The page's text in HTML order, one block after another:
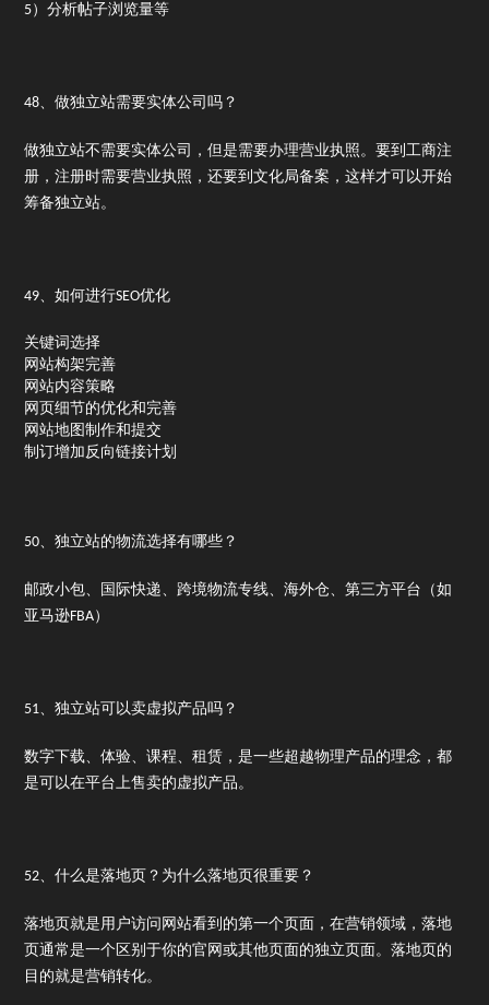
5）分析帖子浏览量等
48、做独立站需要实体公司吗？
做独立站不需要实体公司，但是需要办理营业执照。要到工商注
册，注册时需要营业执照，还要到文化局备案，这样才可以开始
筹备独立站。
49、如何进行SEO优化
关键词选择
网站构架完善
网站内容策略
网页细节的优化和完善
网站地图制作和提交
制订增加反向链接计划
50、独立站的物流选择有哪些？
邮政小包、国际快递、跨境物流专线、海外仓、第三方平台（如
亚马逊FBA）
51、独立站可以卖虚拟产品吗？
数字下载、体验、课程、租赁，是一些超越物理产品的理念，都
是可以在平台上售卖的虚拟产品。
52、什么是落地页？为什么落地页很重要？
落地页就是用户访问网站看到的第一个页面，在营销领域，落地
页通常是一个区别于你的官网或其他页面的独立页面。落地页的
目的就是营销转化。